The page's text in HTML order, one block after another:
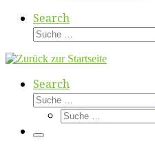
Search
Suche
Search
Suche
Suche
Menü